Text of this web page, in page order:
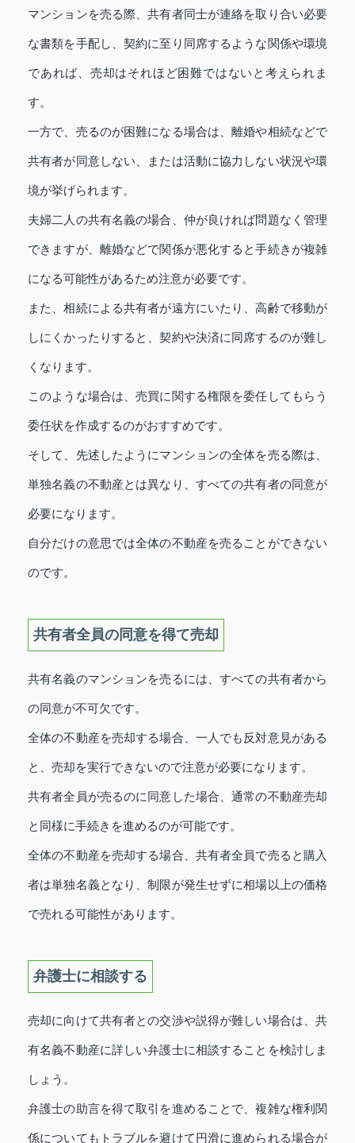
マンションを売る際、共有者同士が連絡を取り合い必要
な書類を手配し、契約に至り同席するような関係や環境
であれば、売却はそれほど困難ではないと考えられま
す。
一方で、売るのが困難になる場合は、離婚や相続などで
共有者が同意しない、または活動に協力しない状況や環
境が挙げられます。
夫婦二人の共有名義の場合、仲が良ければ問題なく管理
できますが、離婚などで関係が悪化すると手続きが複雑
になる可能性があるため注意が必要です。
また、相続による共有者が遠方にいたり、高齢で移動が
しにくかったりすると、契約や決済に同席するのが難し
くなります。
このような場合は、売買に関する権限を委任してもらう
委任状を作成するのがおすすめです。
そして、先述したようにマンションの全体を売る際は、
単独名義の不動産とは異なり、すべての共有者の同意が
必要になります。
自分だけの意思では全体の不動産を売ることができない
のです。
共有者全員の同意を得て売却
共有名義のマンションを売るには、すべての共有者から
の同意が不可欠です。
全体の不動産を売却する場合、一人でも反対意見がある
と、売却を実行できないので注意が必要になります。
共有者全員が売るのに同意した場合、通常の不動産売却
と同様に手続きを進めるのが可能です。
全体の不動産を売却する場合、共有者全員で売ると購入
者は単独名義となり、制限が発生せずに相場以上の価格
で売れる可能性があります。
弁護士に相談する
売却に向けて共有者との交渉や説得が難しい場合は、共
有名義不動産に詳しい弁護士に相談することを検討しま
しょう。
弁護士の助言を得て取引を進めることで、複雑な権利関
係についてもトラブルを避けて円滑に進められる場合が